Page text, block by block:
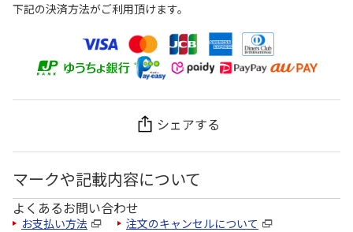
下記の決済方法がご利用頂けます。
シェアする
マークや記載内容について
よくあるお問い合わせ
お支払い方法 注文のキャンセルについて